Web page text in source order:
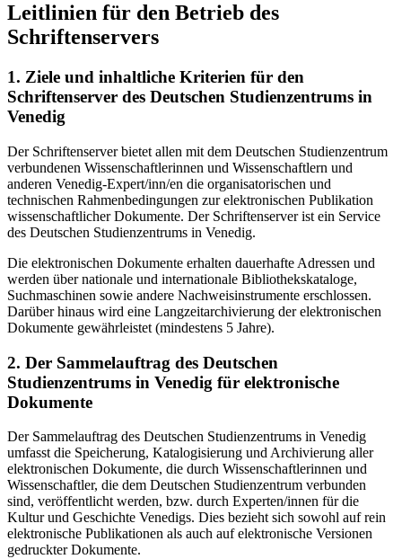
Leitlinien für den Betrieb des
Schriftenservers
1. Ziele und inhaltliche Kriterien für den
Schriftenserver des Deutschen Studienzentrums in
Venedig
Der Schriftenserver bietet allen mit dem Deutschen Studienzentrum
verbundenen Wissenschaftlerinnen und Wissenschaftlern und
anderen Venedig-Expert/inn/en die organisatorischen und
technischen Rahmenbedingungen zur elektronischen Publikation
wissenschaftlicher Dokumente. Der Schriftenserver ist ein Service
des Deutschen Studienzentrums in Venedig.
Die elektronischen Dokumente erhalten dauerhafte Adressen und
werden über nationale und internationale Bibliothekskataloge,
Suchmaschinen sowie andere Nachweisinstrumente erschlossen.
Darüber hinaus wird eine Langzeitarchivierung der elektronischen
Dokumente gewährleistet (mindestens 5 Jahre).
2. Der Sammelauftrag des Deutschen
Studienzentrums in Venedig für elektronische
Dokumente
Der Sammelauftrag des Deutschen Studienzentrums in Venedig
umfasst die Speicherung, Katalogisierung und Archivierung aller
elektronischen Dokumente, die durch Wissenschaftlerinnen und
Wissenschaftler, die dem Deutschen Studienzentrum verbunden
sind, veröffentlicht werden, bzw. durch Experten/innen für die
Kultur und Geschichte Venedigs. Dies bezieht sich sowohl auf rein
elektronische Publikationen als auch auf elektronische Versionen
gedruckter Dokumente.